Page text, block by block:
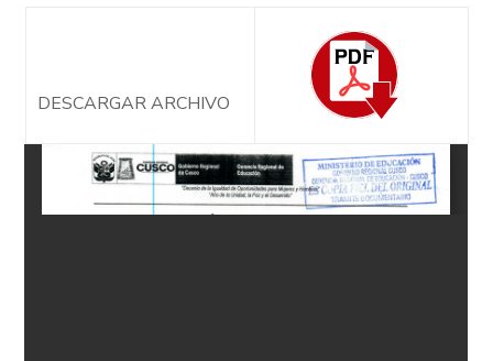
DESCARGAR ARCHIVO